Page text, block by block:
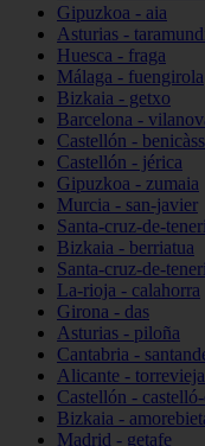
Gipuzkoa - aia
Asturias -
Huesca - fraga
Málaga - fuengirola
Bizkaia - getxo
Barcelona -
Castellón -
Castellón - jérica
Gipuzkoa - zumaia
Murcia - san-javier
Santa-cruz-de-
Bizkaia - berriatua
Santa-cruz-de-
La-rioja - calahorra
Girona - das
Asturias - piloña
Cantabria -
Alicante - torrevieja
Castellón -
Bizkaia -
Madrid - getafe